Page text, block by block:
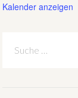
Kalender anzeigen